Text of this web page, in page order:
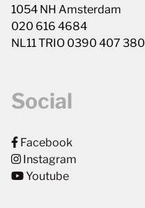
1054 NH Amsterdam
020 616 4684
NL11 TRIO 0390 407 380
Social
Facebook
Instagram
Youtube